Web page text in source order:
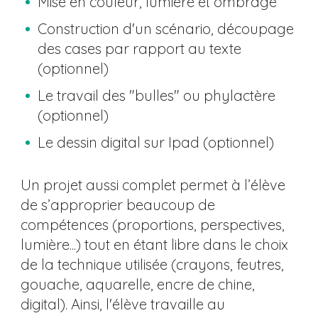
Construction d'un scénario, découpage
des cases par rapport au texte
(optionnel)
Le travail des "bulles" ou phylactère
(optionnel)
Le dessin digital sur Ipad (optionnel)
Un projet aussi complet permet à l’élève
de s’approprier beaucoup de
compétences (proportions, perspectives,
lumière...) tout en étant libre dans le choix
de la technique utilisée (crayons, feutres,
gouache, aquarelle, encre de chine,
digital). Ainsi, l'élève travaille au